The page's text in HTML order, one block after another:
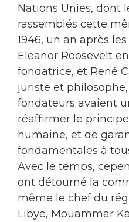
Nations Unies, dont
rassemblés cette
1946, un an après
Eleanor Roosevelt
fondatrice, et René
juriste et
fondateurs avaient
réaffirmer le
humaine, et de
fondamentales à
Avec le temps,
ont détourné la
même le chef du
Libye, Mouammar